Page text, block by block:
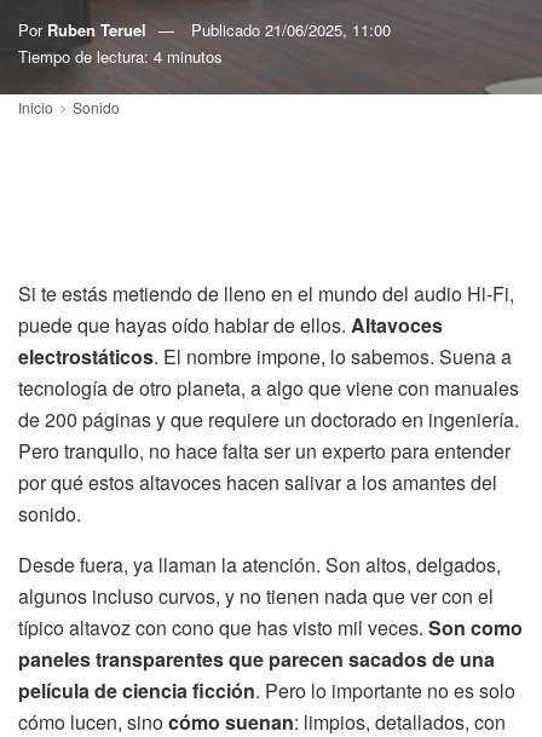
Por Ruben Teruel Publicado 21/06/2025, 11:00
Tiempo de lectura: 4 minutos
Inicio Sonido
Si te estás metiendo de lleno en el mundo del audio Hi-Fi,
puede que hayas oído hablar de ellos. Altavoces
electrostáticos. El nombre impone, lo sabemos. Suena a
tecnología de otro planeta, a algo que viene con manuales
de 200 páginas y que requiere un doctorado en ingeniería.
Pero tranquilo, no hace falta ser un experto para entender
por qué estos altavoces hacen salivar a los amantes del
sonido.
Desde fuera, ya llaman la atención. Son altos, delgados,
algunos incluso curvos, y no tienen nada que ver con el
típico altavoz con cono que has visto mil veces. Son como
paneles transparentes que parecen sacados de una
película de ciencia ficción. Pero lo importante no es solo
cómo lucen, sinocómo suenan: limpios, detallados, con